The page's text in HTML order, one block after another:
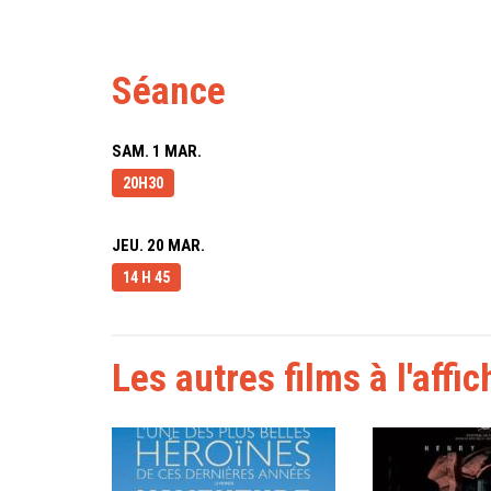
Séance
SAM. 1 MAR.
20H30
JEU. 20 MAR.
14 H 45
Les autres films à